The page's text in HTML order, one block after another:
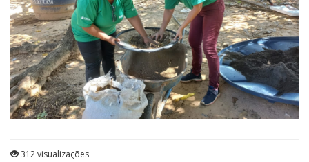
312 visualizações